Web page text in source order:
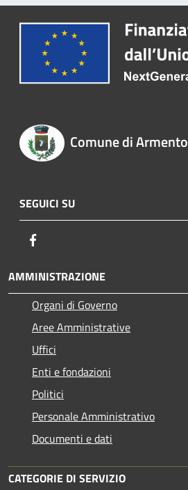
Comune di Armento
SEGUICI SU
AMMINISTRAZIONE
Organi di Governo
Aree Amministrative
Uffici
Enti e fondazioni
Politici
Personale Amministrativo
Documenti e dati
CATEGORIE DI SERVIZIO